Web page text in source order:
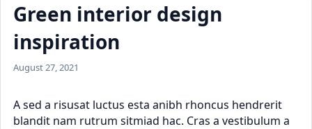
Green interior design
inspiration
August 27, 2021
A sed a risusat luctus esta anibh rhoncus hendrerit
blandit nam rutrum sitmiad hac. Cras a vestibulum a